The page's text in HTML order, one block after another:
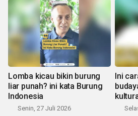
Lomba kicau bikin burung
liar punah? ini kata Burung
Indonesia
Senin, 27 Juli 2026
Ini